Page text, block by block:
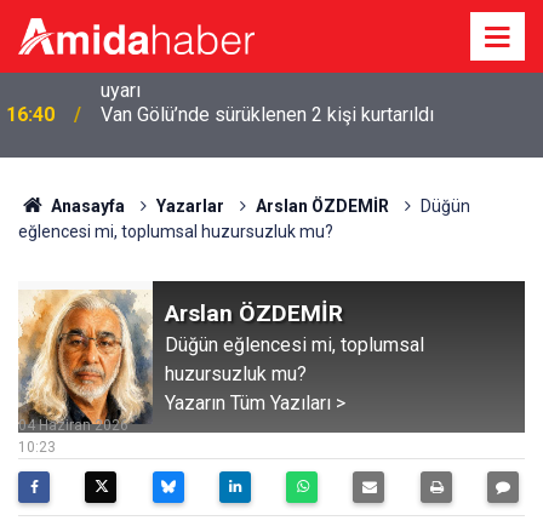
16:40 Van Gölü’nde sürüklenen 2 kişi kurtarıldı
Anasayfa Yazarlar Arslan ÖZDEMİR
Düğün
eğlencesi mi, toplumsal huzursuzluk mu?
Arslan ÖZDEMİR
Düğün eğlencesi mi, toplumsal
huzursuzluk mu?
Yazarın Tüm Yazıları >
10:23
04 Haziran 2026